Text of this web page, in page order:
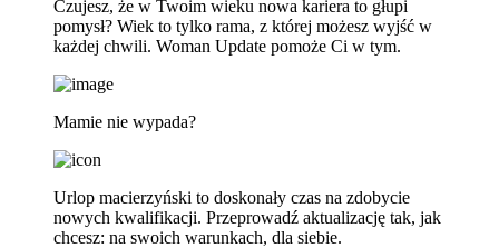
Czujesz, że w Twoim wieku nowa kariera to głupi
pomysł? Wiek to tylko rama, z której możesz wyjść w
każdej chwili. Woman Update pomoże Ci w tym.
Mamie nie wypada?
Urlop macierzyński to doskonały czas na zdobycie
nowych kwalifikacji. Przeprowadź aktualizację tak, jak
chcesz: na swoich warunkach, dla siebie.